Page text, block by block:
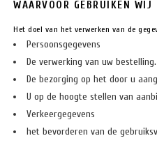
WAARVOOR GEBRUIKEN WIJ
Het doel van het verwerken van de
Persoonsgegevens
De verwerking van uw bestelling.
De bezorging op het door u
U op de hoogte stellen van
Verkeergegevens
het bevorderen van de